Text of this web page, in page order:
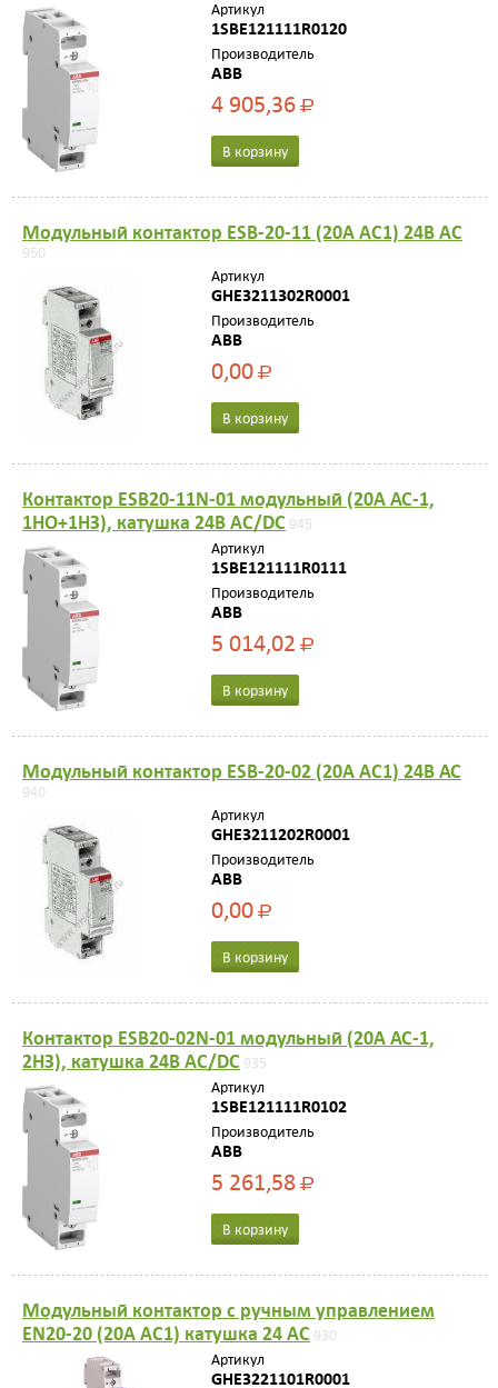
Артикул
1SBE121111R0120
Производитель
ABB
4 905,36Р
В корзину
Модульный контактор ESB-20-11 (20А AC1) 24В AC
950
Артикул
GHE3211302R0001
Производитель
ABB
0,00Р
В корзину
Контактор ESB20-11N-01 модульный (20А АС-1,
1НО+1НЗ), катушка 24В AC/DC 945
Артикул
1SBE121111R0111
Производитель
ABB
5 014,02Р
В корзину
Модульный контактор ESB-20-02 (20А AC1) 24В АС
940
Артикул
GHE3211202R0001
Производитель
ABB
0,00Р
В корзину
Контактор ESB20-02N-01 модульный (20А АС-1,
2НЗ), катушка 24В AC/DC 935
Артикул
1SBE121111R0102
Производитель
ABB
5 261,58Р
В корзину
Модульный контактор с ручным управлением
EN20-20 (20А AC1) катушка 24 AC 930
Артикул
GHE3221101R0001